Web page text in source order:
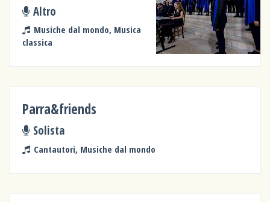
Altro
Musiche dal mondo, Musica
classica
Parra&friends
Solista
Cantautori, Musiche dal mondo